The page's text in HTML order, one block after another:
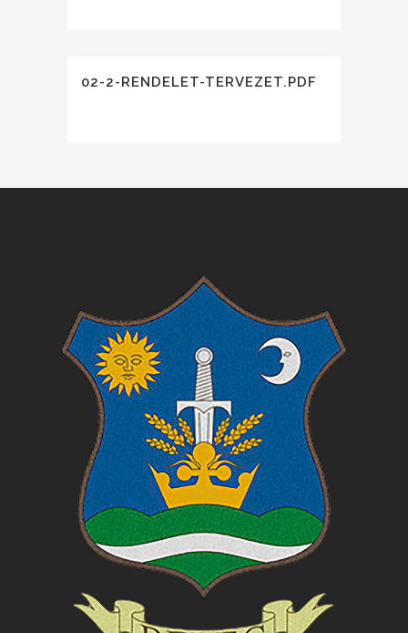
02-2-RENDELET-TERVEZET.PDF